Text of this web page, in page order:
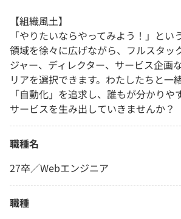
【組織風土】
「やりたいならやってみよう！」とい
領域を徐々に広げながら、フルスタッ
ジャー、ディレクター、サービス企画
リアを選択できます。わたしたちと一
「自動化」を追求し、誰もが分かり
サービスを生み出していきませんか？
職種名
27卒／Webエンジニア
職種